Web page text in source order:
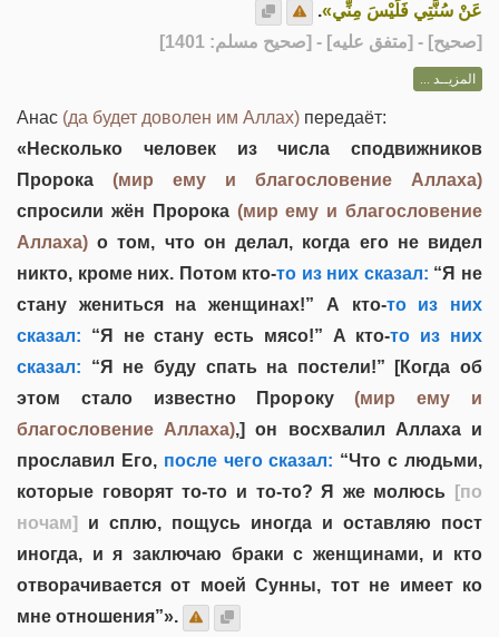
عَنْ سُنَّتِي فَلَيْسَ مِنِّي».
[صحيح] - [متفق عليه] - [صحيح مسلم: 1401]
المزيــد ...
Анас (да будет доволен им Аллах) передаёт:
«Несколько человек из числа сподвижников
Пророка (мир ему и благословение Аллаха)
спросили жён Пророка (мир ему и благословение
Аллаха) о том, что он делал, когда его не видел
никто, кроме них. Потом кто-то из них сказал: “Я не
стану жениться на женщинах!” А кто-то из них
сказал: “Я не стану есть мясо!” А кто-то из них
сказал: “Я не буду спать на постели!” [Когда об
этом стало известно Пророку(мир ему и
благословение Аллаха),] он восхвалил Аллаха и
прославил Его,после чего сказал: “Что с людьми,
которые говорят то-то и то-то? Я же молюсь
[по
ночам]
и сплю, пощусь иногда и оставляю пост
иногда, и я заключаю браки с женщинами, и кто
отворачивается от моей Сунны, тот не имеет ко
мне отношения”».